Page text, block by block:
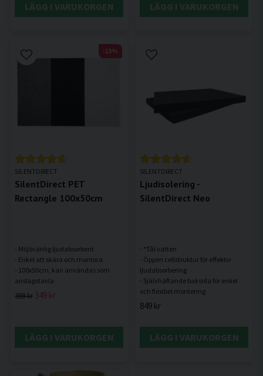
LÄGG I VARUKORGEN LÄGG I VARUKORGEN
SILENTDIRECT
SilentDirect PET
Rectangle 100x50cm
- Miljövänlig ljudabsorbent
- Enkel att skära och montera
- 100x50cm, kan användas som
399 kr 349 kr
LÄGG I VARUKORGEN
-13%
SILENTDIRECT
Ljudisolering -
SilentDirect Neo
- *Tål vatten
- Öppen cellstruktur för effektiv
ljudabsorbering
- Självhäftande baksida för enkel
849 kr
LÄGG I VARUKORGEN